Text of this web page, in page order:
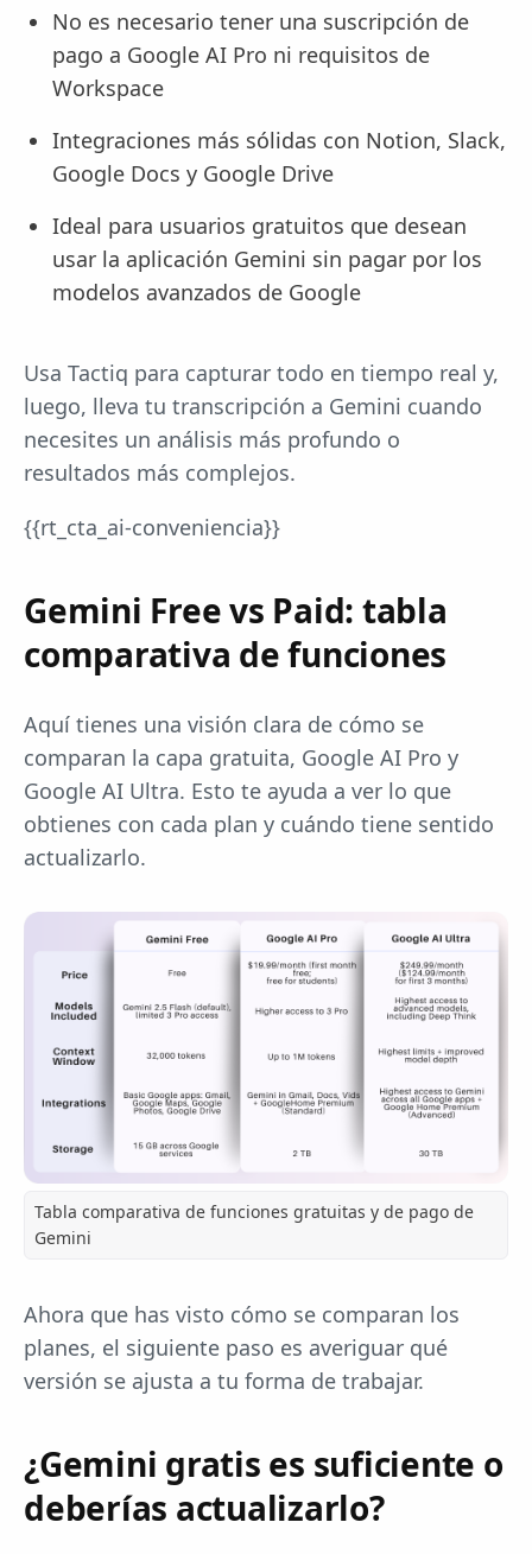
No es necesario tener una suscripción de
pago a Google AI Pro ni requisitos de
Workspace
Integraciones más sólidas con Notion, Slack,
Google Docs y Google Drive
Ideal para usuarios gratuitos que desean
usar la aplicación Gemini sin pagar por los
modelos avanzados de Google
Usa Tactiq para capturar todo en tiempo real y,
luego, lleva tu transcripción a Gemini cuando
necesites un análisis más profundo o
resultados más complejos.
{{rt_cta_ai-conveniencia}}
Gemini Free vs Paid: tabla
comparativa de funciones
Aquí tienes una visión clara de cómo se
comparan la capa gratuita, Google AI Pro y
Google AI Ultra. Esto te ayuda a ver lo que
obtienes con cada plan y cuándo tiene sentido
actualizarlo.
Tabla comparativa de funciones gratuitas y de pago de
Gemini
Ahora que has visto cómo se comparan los
planes, el siguiente paso es averiguar qué
versión se ajusta a tu forma de trabajar.
¿Gemini gratis es suficiente o
deberías actualizarlo?